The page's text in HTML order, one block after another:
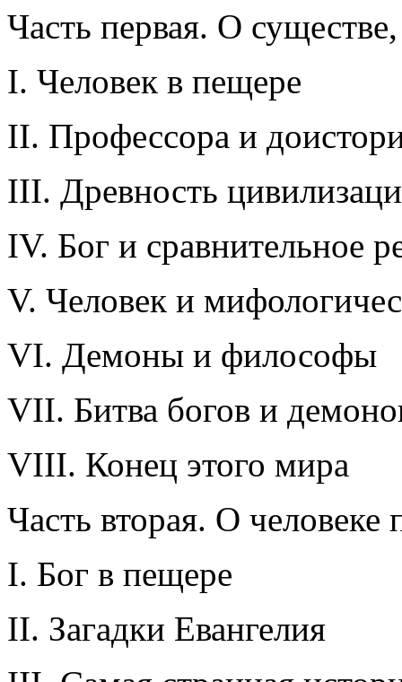
Часть первая. О
I. Человек в пещере
II. Профессора и
III. Древность
IV. Бог и сравнительное
V. Человек и
VI. Демоны и философы
VII. Битва богов и
VIII. Конец этого мира
Часть вторая. О
I. Бог в пещере
II. Загадки Евангелия